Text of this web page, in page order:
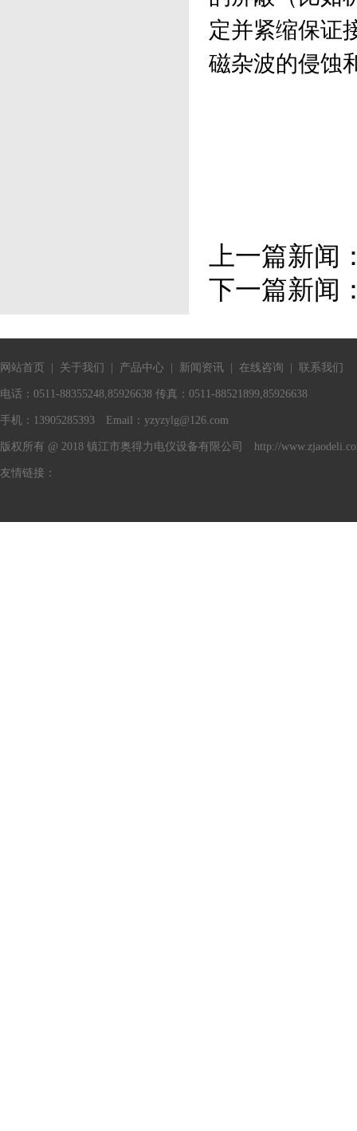
定并紧缩保证
磁杂波的侵蚀
上一篇新闻
下一篇新闻
网站首页 关于我们 产品中心 新闻资讯 在线咨询 联系我们
电话：0511-88355248,85926638 传真：0511-88521899,85926638
手机：13905285393 Email： yzyzylg@126.com
版权所有 @ 2018 镇江市奥得力电仪设备有限公司 http://
友情链接：